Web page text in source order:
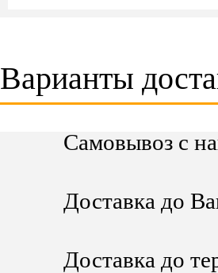
Варианты
Самовывоз с
Доставка до
Доставка до